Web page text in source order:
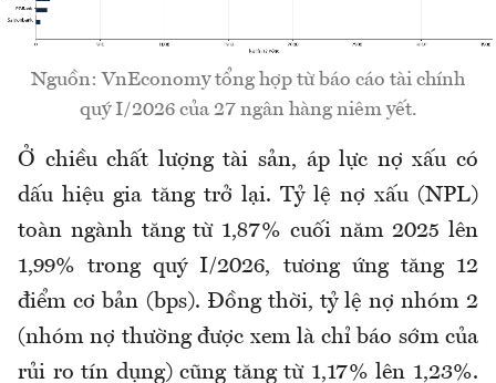
Nguồn: VnEconomy tổng hợp từ báo cáo tài chính
quý I/2026 của 27 ngân hàng niêm yết.
Ở chiều chất lượng tài sản, áp lực nợ xấu có
dấu hiệu gia tăng trở lại. Tỷ lệ nợ xấu (NPL)
toàn ngành tăng từ 1,87% cuối năm 2025 lên
1,99% trong quý I/2026, tương ứng tăng 12
điểm cơ bản (bps). Đồng thời, tỷ lệ nợ nhóm 2
(nhóm nợ thường được xem là chỉ báo sớm của
rủi ro tín dụng)cũng tăng từ 1,17% lên 1,23%.